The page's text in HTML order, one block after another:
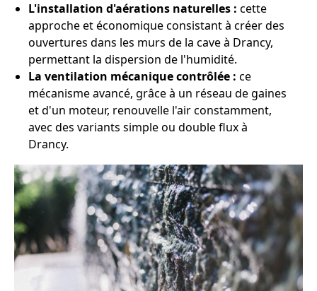
L'installation d'aérations naturelles : cette
approche et économique consistant à créer des
ouvertures dans les murs de la cave à Drancy,
permettant la dispersion de l'humidité.
La ventilation mécanique contrôlée : ce
mécanisme avancé, grâce à un réseau de gaines
et d'un moteur, renouvelle l'air constamment,
avec des variants simple ou double flux à
Drancy.